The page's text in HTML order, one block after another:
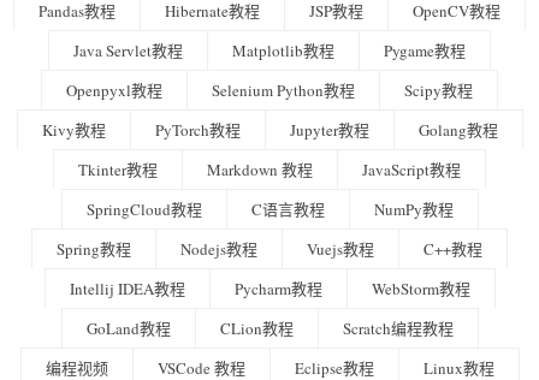
Pandas教程
Hibernate教程 JSP教程
OpenCV教程
Java Servlet教程
Matplotlib教程
Pygame教程
Openpyxl教程
Selenium Python教程
Scipy教程
Kivy教程
PyTorch教程 Jupyter教程
Golang教程
Tkinter教程
Markdown 教程
JavaScript教程
SpringCloud教程
C语言教程
NumPy教程
Spring教程
Nodejs教程 Vuejs教程
C++教程
Intellij IDEA教程
Pycharm教程
WebStorm教程
GoLand教程
CLion教程
Scratch编程教程
编程视频
VSCode 教程 Eclipse教程
Linux教程